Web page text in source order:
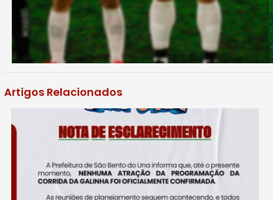
Artigos Relacionados